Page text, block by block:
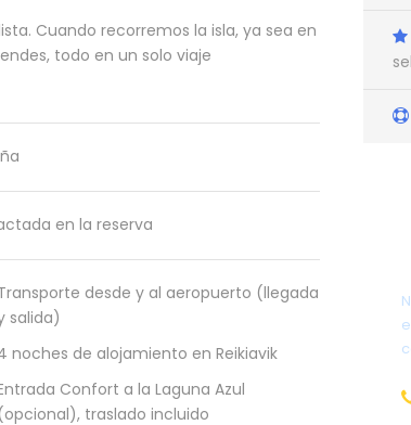
Cuando recorremos la isla, ya sea en
todo en un solo viaje
en la reserva
desde y al aeropuerto (llegada
salida)
noches de alojamiento en Reikiavik
Confort a la Laguna Azul
traslado incluido